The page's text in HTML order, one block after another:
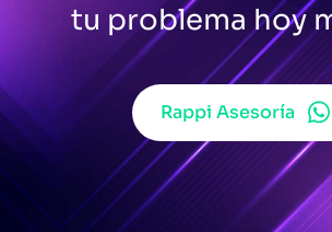
tu problema hoy
Rappi Asesoría